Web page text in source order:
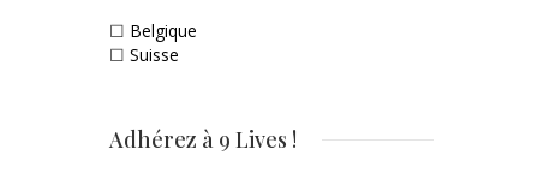
☐ Belgique
☐ Suisse
Adhérez à 9 Lives !